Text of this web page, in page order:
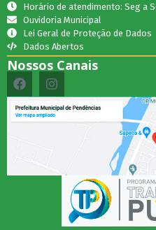
Horário de atendimento: Seg a
Ouvidoria Municipal
Lei Geral de Proteção de Dados
Dados Abertos
Nossos Canais